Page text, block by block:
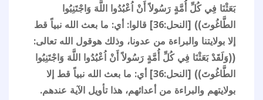
بَعَثْنَا فِي كُلِّ أُمَّةٍ رَسُولاً أَنْ اُعْبُدُوا اللَّهَ وَاجْتَنِبُوا
الطَّاغُوتَ)) [النحل:36] قالوا: أي: ما بعث الله نبياً قط
إلا بولايتنا والبراءة من عدونا، وذلك هوقول الله تعالى:
((وَلَقَدْ بَعَثْنَا فِي كُلِّ أُمَّةٍ رَسُولاً أَنْ اُعْبُدُوا اللَّهَ وَاجْتَنِبُوا
الطَّاغُوتَ)) [النحل:36] أي: ما بعث الله نبياً قط إلا
بولايتهم والبراءة من أعدائهم، هذا تأويل الآية عندهم.